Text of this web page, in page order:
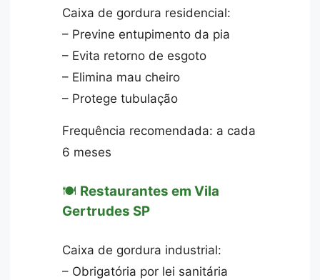
Caixa de gordura residencial:
– Previne entupimento da pia
– Evita retorno de esgoto
– Elimina mau cheiro
– Protege tubulação
Frequência recomendada: a cada
6 meses
🍽️ Restaurantes em Vila
Gertrudes SP
Caixa de gordura industrial:
– Obrigatória por lei sanitária